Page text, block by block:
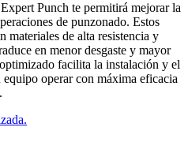
Punch te permitirá mejorar la
de punzonado. Estos
materiales de alta resistencia y
en menor desgaste y mayor
facilita la instalación y el
operar con máxima eficacia